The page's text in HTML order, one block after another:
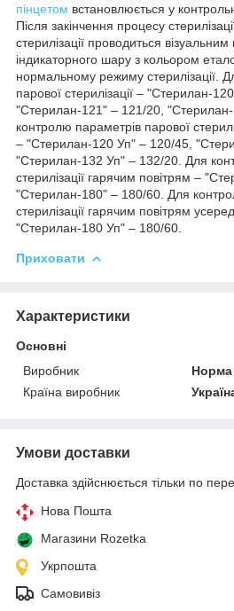
пінцетом встановлюється у
Після закінчення процесу
стерилізації проводиться
індикаторного шару з кольором
нормальному режиму стерилізації.
парової стерилізації – "Стерилан-
"Стерилан-121" – 121/20,
контролю параметрів парової
– "Стерилан-120 Уп" – 120/45,
"Стерилан-132 Уп" – 132/20. Для
стерилізації гарячим повітрям –
"Стерилан-180" – 180/60. Для
стерилізації гарячим повітрям
"Стерилан-180 Уп" – 180/60.
Приховати
Характеристики
Основні
Виробник
Норма
Країна виробник
Умови доставки
Доставка здійснюється тільки по
Нова Пошта
Магазини Rozetka
Укрпошта
Самовивіз